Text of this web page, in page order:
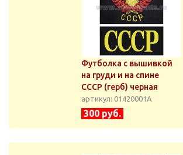
Футболка с вышивкой
на груди и на спине
СССР (герб) черная
артикул: 01420001А
300 руб.